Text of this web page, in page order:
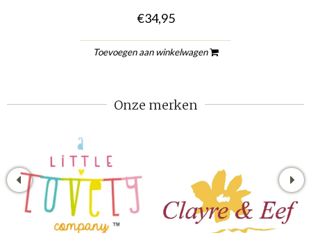
€34,95
Toevoegen aan winkelwagen
Onze merken